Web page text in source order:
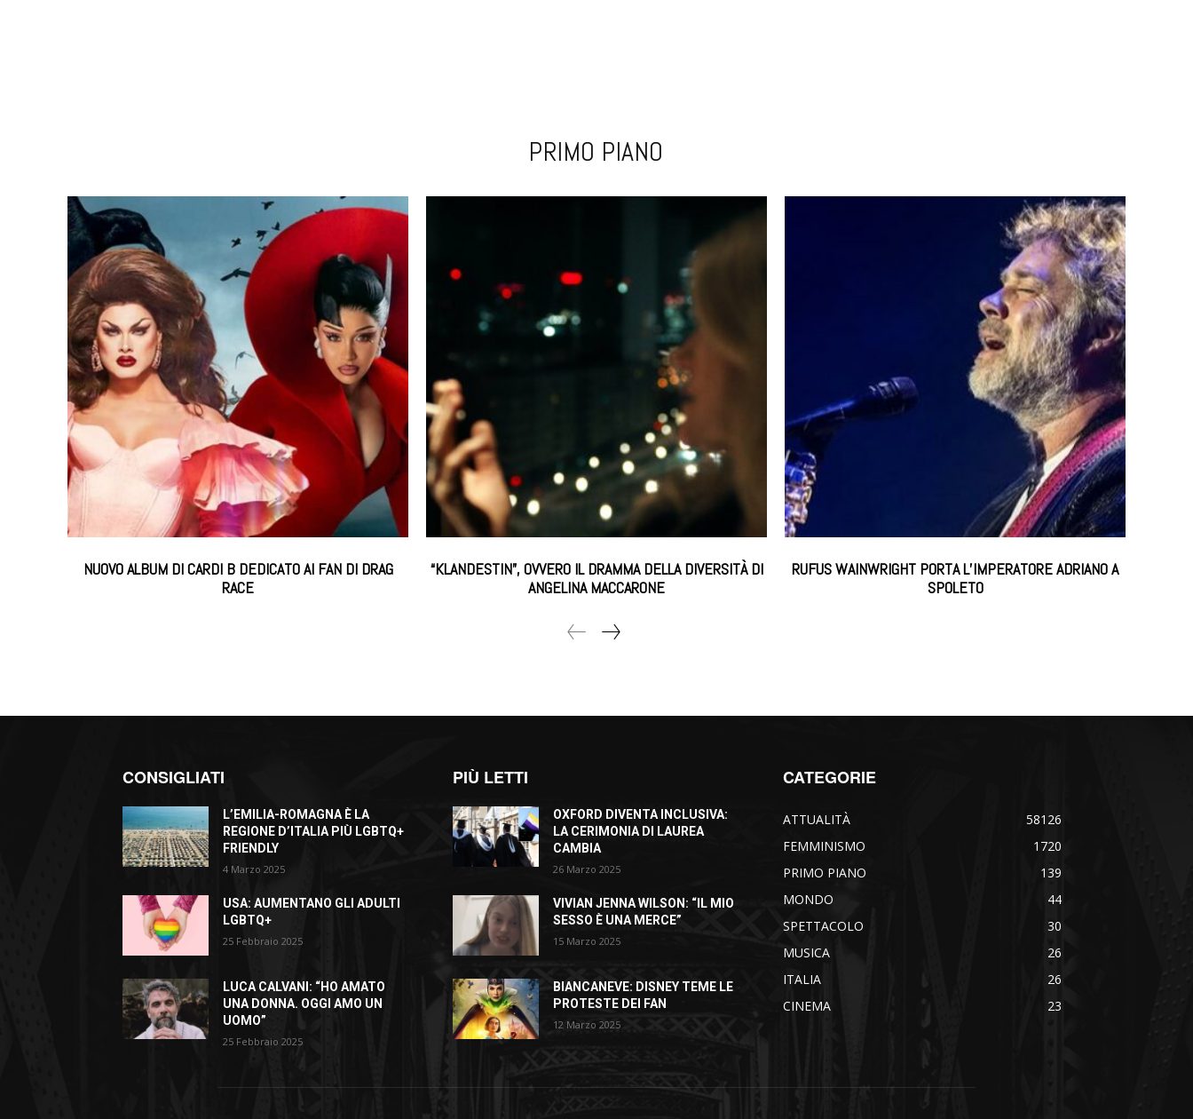
PRIMO PIANO
NUOVO ALBUM DI CARDI B DEDICATO AI FAN DI DRAG
RACE
“KLANDESTIN”, OVVERO IL DRAMMA DELLA DIVERSITÀ DI
ANGELINA MACCARONE
RUFUS WAINWRIGHT PORTA L’IMPERATORE ADRIANO A
SPOLETO
CONSIGLIATI
L’EMILIA-ROMAGNA È LA
REGIONE D’ITALIA PIÙ LGBTQ+
FRIENDLY
4 Marzo 2025
USA: AUMENTANO GLI ADULTI
LGBTQ+
25 Febbraio 2025
LUCA CALVANI: “HO AMATO
UNA DONNA. OGGI AMO UN
UOMO”
25 Febbraio 2025
PIÙ LETTI
OXFORD DIVENTA INCLUSIVA:
LA CERIMONIA DI LAUREA
CAMBIA
26 Marzo 2025
VIVIAN JENNA WILSON: “IL MIO
SESSO È UNA MERCE”
15 Marzo 2025
BIANCANEVE: DISNEY TEME LE
PROTESTE DEI FAN
12 Marzo 2025
CATEGORIE
ATTUALITÀ
58126
FEMMINISMO
1720
PRIMO PIANO
139
MONDO
44
SPETTACOLO
30
MUSICA
26
ITALIA
26
CINEMA
23